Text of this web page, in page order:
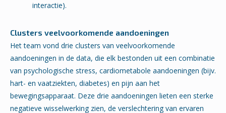
interactie).
Clusters veelvoorkomende aandoeningen
Het team vond drie clusters van veelvoorkomende
aandoeningen in de data, die elk bestonden uit een combinatie
van psychologische stress, cardiometabole aandoeningen (bijv.
hart- en vaatziekten, diabetes) en pijn aan het
bewegingsapparaat. Deze drie aandoeningen lieten een sterke
negatieve wisselwerking zien, de verslechtering van ervaren